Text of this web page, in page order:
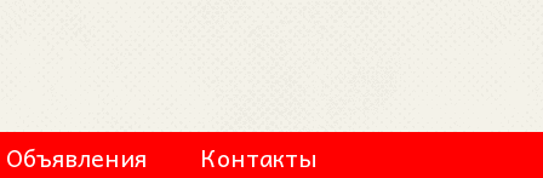
Объявления Контакты